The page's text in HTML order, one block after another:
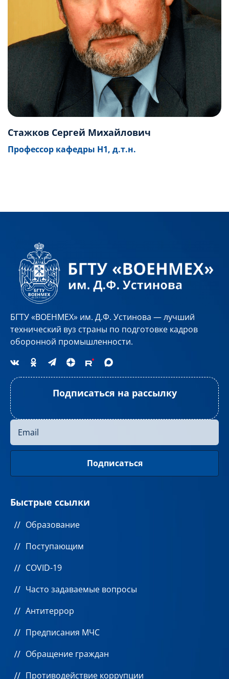
Стажков Сергей Михайлович
Профессор кафедры Н1, д.т.н.
БГТУ «ВОЕНМЕХ» им. Д.Ф. Устинова — лучший
технический вуз страны по подготовке кадров
оборонной промышленности.
Подписаться на рассылку
Быстрые ссылки
Образование
Поступающим
COVID-19
Часто задаваемые вопросы
Антитеррор
Предписания МЧС
Обращение граждан
Противодействие коррупции